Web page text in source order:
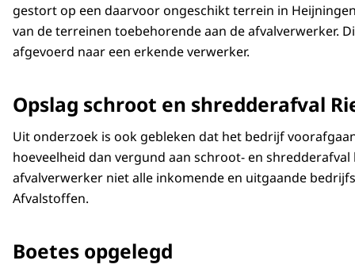
gestort op een daarvoor ongeschikt terrein in
van de terreinen toebehorende aan de afvalverwerker.
afgevoerd naar een erkende verwerker.
Opslag schroot en shredderafval
Uit onderzoek is ook gebleken dat het bedrijf
hoeveelheid dan vergund aan schroot- en
afvalverwerker niet alle inkomende en uitgaande
Afvalstoffen.
Boetes opgelegd